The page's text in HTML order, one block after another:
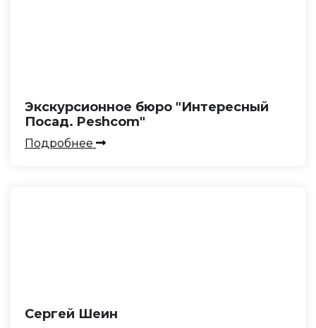
Экскурсионное бюро "Интересный
Посад. Peshcom"
Подробнее
Сергей Шеин